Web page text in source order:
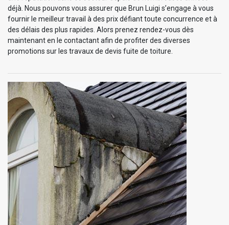
déjà. Nous pouvons vous assurer que Brun Luigi s’engage à vous
fournir le meilleur travail à des prix défiant toute concurrence et à
des délais des plus rapides. Alors prenez rendez-vous dès
maintenant en le contactant afin de profiter des diverses
promotions sur les travaux de devis fuite de toiture.